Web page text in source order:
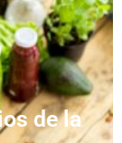
de la